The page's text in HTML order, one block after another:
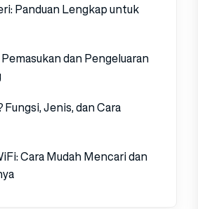
Panduan Lengkap untuk
dan Pengeluaran
Jenis, dan Cara
Cara Mudah Mencari dan